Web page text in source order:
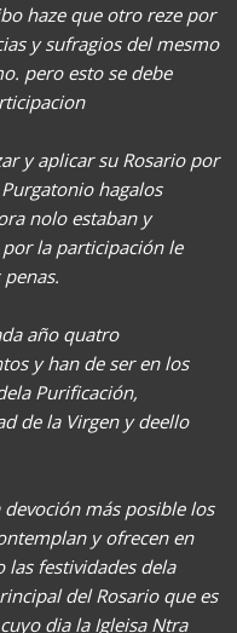
haze que otro reze por
y sufragios del mesmo
pero esto se debe
y aplicar su Rosario por
hagalos
nolo estaban y
la participación le
año quatro
y han de ser en los
Purificación,
de la Virgen y deello
más posible los
y ofrecen en
las festividades dela
del Rosario que es
dia la Igleisa Ntra